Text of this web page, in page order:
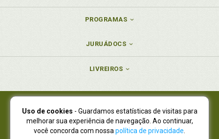
PROGRAMAS
JURUÁDOCS
LIVREIROS
Juruá Editora Ltda., CNPJ 77.535.508/0001-19
Juruá Informática Ltda., CNPJ 01.701.561/0001-80
NOVO ENDEREÇO:R. Flávio Dallegrave, 7665, São Lourenço |
Uso de cookies - Guardamos estatísticas de visitas para
melhorar sua experiência de navegação. Ao continuar,
você concorda com nossa política de privacidade